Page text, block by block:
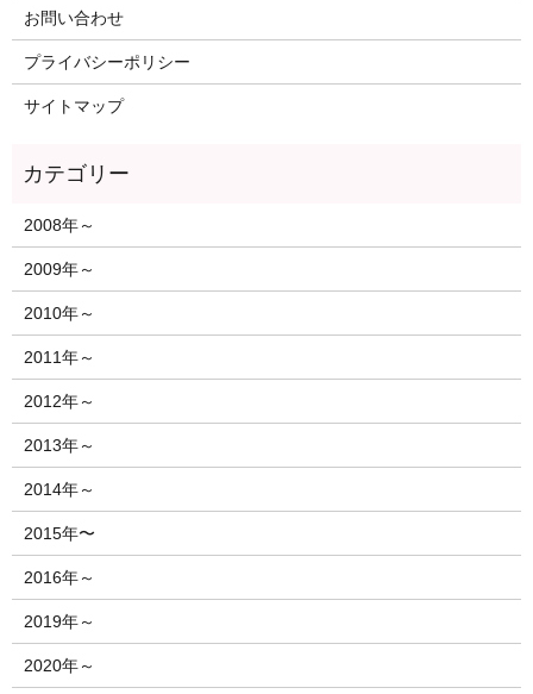
お問い合わせ
プライバシーポリシー
サイトマップ
2008年～
2009年～
2010年～
2011年～
2012年～
2013年～
2014年～
2015年〜
2016年～
2019年～
2020年～